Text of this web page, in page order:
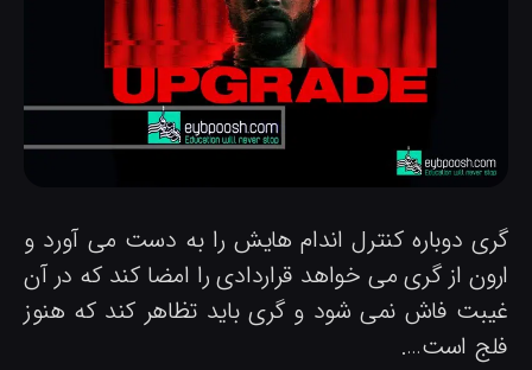
دوباره کنترل اندام هایش را به دست می آورد و
از گری می خواهد قراردادی را امضا کند که در آن
فاش نمی شود و گری باید تظاهر کند که هنوز
است….